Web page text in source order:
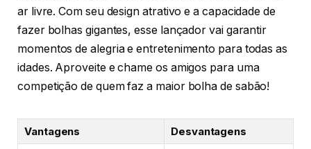
ar livre. Com seu design atrativo e a capacidade de
fazer bolhas gigantes, esse lançador vai garantir
momentos de alegria e entretenimento para todas as
idades. Aproveite e chame os amigos para uma
competição de quem faz a maior bolha de sabão!
Vantagens
Desvantagens